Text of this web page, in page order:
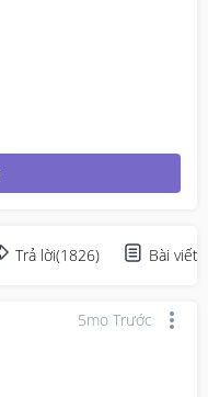
Trả lời(1826) Bài viết
5mo Trước